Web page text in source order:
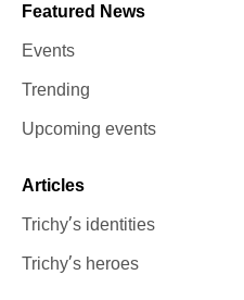
Featured News
Events
Trending
Upcoming events
Articles
Trichy’s identities
Trichy’s heroes